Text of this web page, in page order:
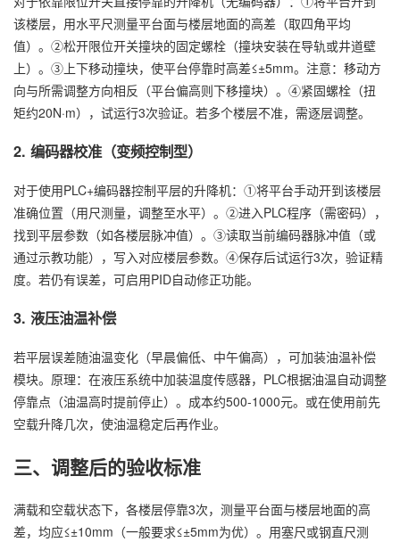
该楼层，用水平尺测量平台面与楼层地面的高差（取四角平均
值）。②松开限位开关撞块的固定螺栓（撞块安装在导轨或井道壁
上）。③上下移动撞块，使平台停靠时高差≤±5mm。注意：移动方
向与所需调整方向相反（平台偏高则下移撞块）。④紧固螺栓（扭
矩约20N·m），试运行3次验证。若多个楼层不准，需逐层调整。
2. 编码器校准（变频控制型）
对于使用PLC+编码器控制平层的升降机：①将平台手动开到该楼层
准确位置（用尺测量，调整至水平）。②进入PLC程序（需密码），
找到平层参数（如各楼层脉冲值）。③读取当前编码器脉冲值（或
通过示教功能），写入对应楼层参数。④保存后试运行3次，验证精
度。若仍有误差，可启用PID自动修正功能。
3. 液压油温补偿
若平层误差随油温变化（早晨偏低、中午偏高），可加装油温补偿
模块。原理：在液压系统中加装温度传感器，PLC根据油温自动调整
停靠点（油温高时提前停止）。成本约500-1000元。或在使用前先
空载升降几次，使油温稳定后再作业。
三、调整后的验收标准
满载和空载状态下，各楼层停靠3次，测量平台面与楼层地面的高
差，均应≤±10mm（一般要求≤±5mm为优）。用塞尺或钢直尺测